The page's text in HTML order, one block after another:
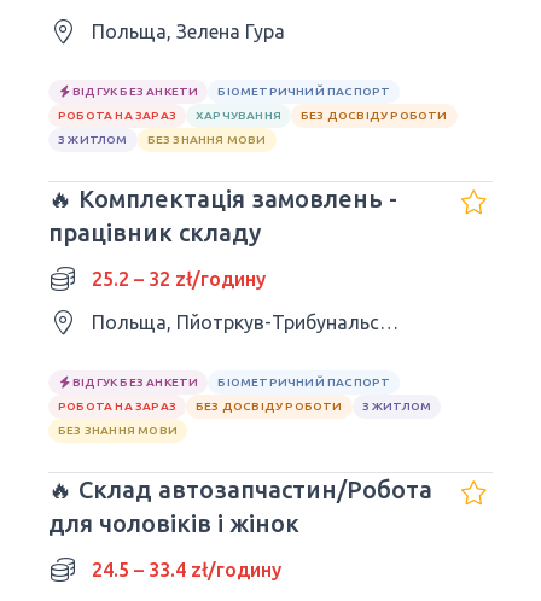
Польща, Зелена Гура
ВІДГУК БЕЗ АНКЕТИ
БІОМЕТРИЧНИЙ ПАСПОРТ
РОБОТА НА ЗАРАЗ
ХАРЧУВАННЯ
БЕЗ ДОСВІДУ РОБОТИ
З ЖИТЛОМ
БЕЗ ЗНАННЯ МОВИ
🔥 Комплектація замовлень -
працівник складу
25.2 – 32 zł/годину
Польща, Пйотркув-Трибунальський
ВІДГУК БЕЗ АНКЕТИ
БІОМЕТРИЧНИЙ ПАСПОРТ
РОБОТА НА ЗАРАЗ
БЕЗ ДОСВІДУ РОБОТИ
З ЖИТЛОМ
БЕЗ ЗНАННЯ МОВИ
🔥 Склад автозапчастин/Робота
для чоловіків і жінок
24.5 – 33.4 zł/годину